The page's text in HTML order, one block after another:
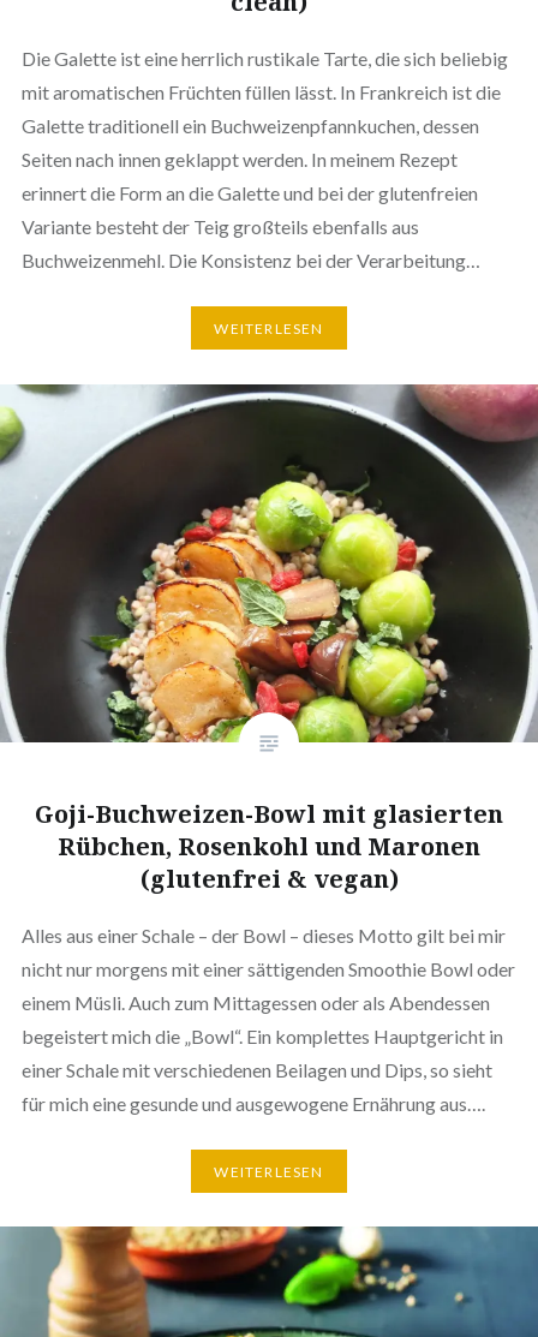
Die Galette ist eine herrlich rustikale Tarte, die sich beliebig
mit aromatischen Früchten füllen lässt. In Frankreich ist die
Galette traditionell ein Buchweizenpfannkuchen, dessen
Seiten nach innen geklappt werden. In meinem Rezept
erinnert die Form an die Galette und bei der glutenfreien
Variante besteht der Teig großteils ebenfalls aus
Buchweizenmehl. Die Konsistenz bei der Verarbeitung…
WEITERLESEN
Goji-Buchweizen-Bowl mit glasierten
Rübchen, Rosenkohl und Maronen
(glutenfrei & vegan)
Alles aus einer Schale – der Bowl – dieses Motto gilt bei mir
nicht nur morgens mit einer sättigenden Smoothie Bowl oder
einem Müsli. Auch zum Mittagessen oder als Abendessen
begeistert mich die „Bowl“. Ein komplettes Hauptgericht in
einer Schale mit verschiedenen Beilagen und Dips, so sieht
für mich eine gesunde und ausgewogene Ernährung aus….
WEITERLESEN